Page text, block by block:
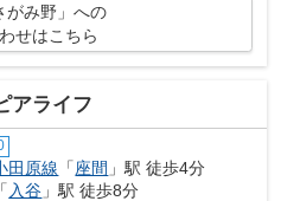
がみ野」への
せはこちら
アライフ
田原線 「座間 」駅 徒歩4分
「 入谷 」駅 徒歩8分